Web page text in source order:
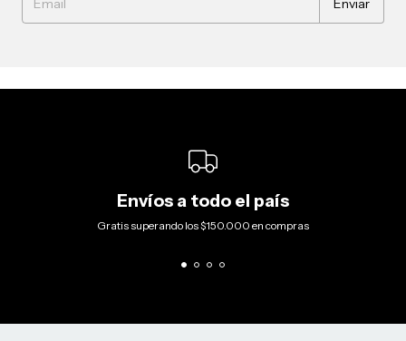
Envíos a todo el país
Gratis superando los $150.000 en compras